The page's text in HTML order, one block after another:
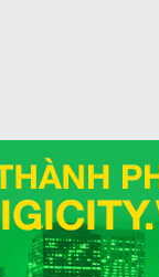
dàng phân loại, sắp